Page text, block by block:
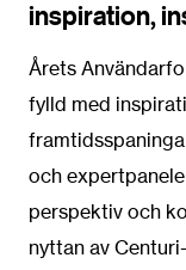
inspiration,
Årets
fylld med
och
perspektiv och
nyttan av